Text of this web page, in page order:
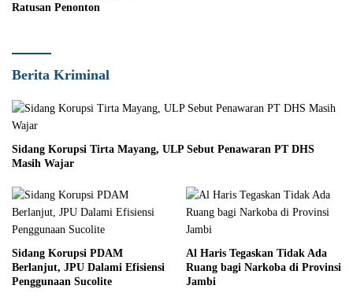
Ratusan Penonton
Berita Kriminal
Sidang Korupsi Tirta Mayang, ULP Sebut Penawaran PT DHS
Masih Wajar
Sidang Korupsi PDAM
Berlanjut, JPU Dalami Efisiensi
Penggunaan Sucolite
Al Haris Tegaskan Tidak Ada
Ruang bagi Narkoba di Provinsi
Jambi